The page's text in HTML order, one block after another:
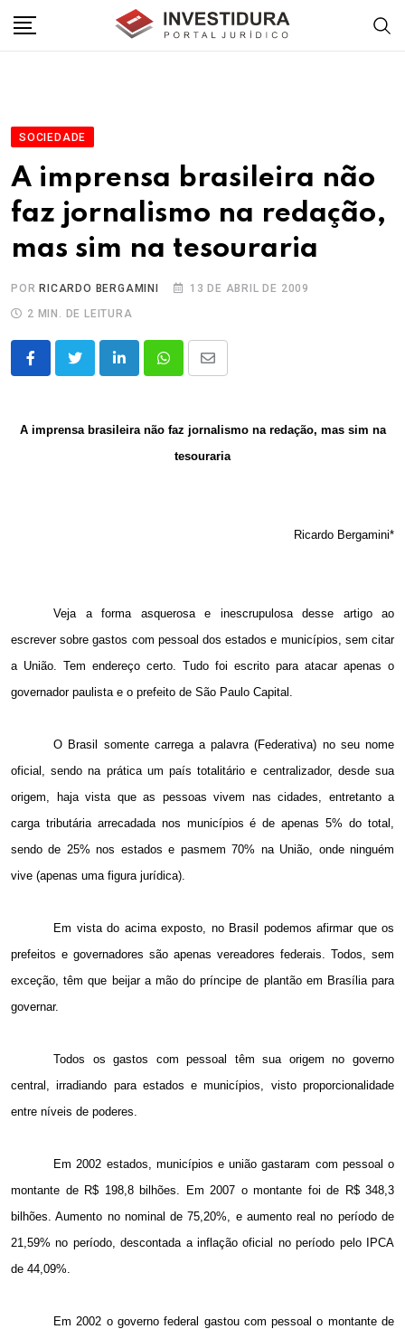
SOCIEDADE
A imprensa brasileira não
faz jornalismo na redação,
mas sim na tesouraria
POR RICARDO BERGAMINI
13 DE ABRIL DE 2009
2 MIN. DE LEITURA
LinkedInWhatsappShare
A imprensa brasileira não faz jornalismo na redação, mas sim na
tesouraria
Ricardo Bergamini*
Veja a forma asquerosa e inescrupulosa desse artigo ao
escrever sobre gastos com pessoal dos estados e municípios, sem citar
a União. Tem endereço certo. Tudo foi escrito para atacar apenas o
governador paulista e o prefeito de São Paulo Capital.
O Brasil somente carrega a palavra (Federativa) no seu nome
oficial, sendo na prática um país totalitário e centralizador, desde sua
origem, haja vista que as pessoas vivem nas cidades, entretanto a
carga tributária arrecadada nos municípios é de apenas 5% do total,
sendo de 25% nos estados e pasmem 70% na União, onde ninguém
vive (apenas uma figura jurídica).
Em vista do acima exposto, no Brasil podemos afirmar que os
prefeitos e governadores são apenas vereadores federais. Todos, sem
exceção, têm que beijar a mão do príncipe de plantão em Brasília para
governar.
Todos os gastos com pessoal têm sua origem no governo
central, irradiando para estados e municípios, visto proporcionalidade
entre níveis de poderes.
Em 2002 estados, municípios e união gastaram com pessoal o
montante de R$ 198,8 bilhões. Em 2007 o montante foi de R$ 348,3
bilhões. Aumento no nominal de 75,20%, e aumento real no período de
21,59% no período, descontada a inflação oficial no período pelo IPCA
de 44,09%.
Em 2002 o governo federal gastou com pessoal o montante de